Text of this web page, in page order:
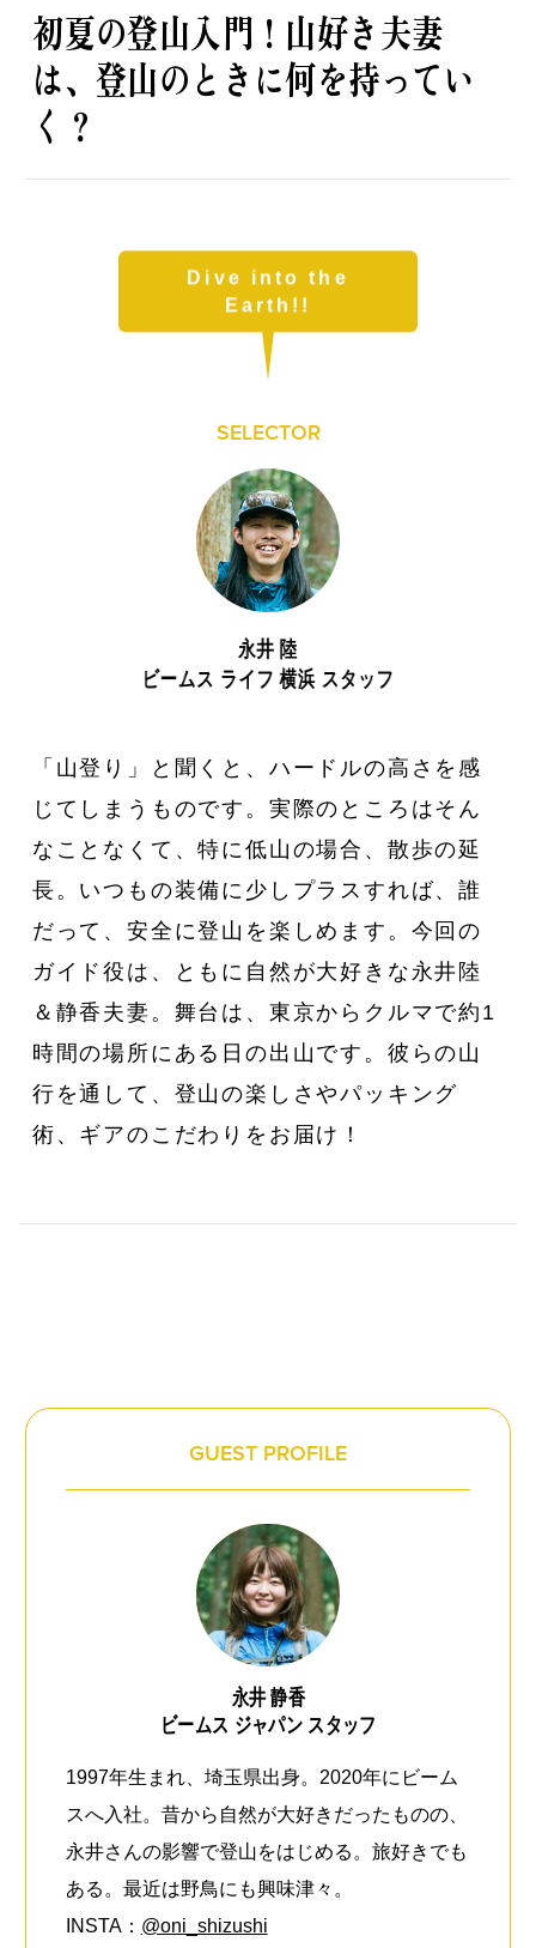
初夏の登山入門！ 山好き夫妻
は、登山のときに何を持ってい
く？
Dive into the
Earth!!
SELECTOR
永井 陸
ビームス ライフ 横浜 スタッフ
「山登り」と聞くと、ハードルの高さを感
じてしまうものです。実際のところはそん
なことなくて、特に低山の場合、散歩の延
長。いつもの装備に少しプラスすれば、誰
だって、安全に登山を楽しめます。今回の
ガイド役は、ともに自然が大好きな永井陸
＆静香夫妻。舞台は、東京からクルマで約1
時間の場所にある日の出山です。彼らの山
行を通して、登山の楽しさやパッキング
術、ギアのこだわりをお届け！
GUEST PROFILE
永井 静香
ビームス ジャパン スタッフ
1997年生まれ、埼玉県出身。2020年にビーム
スへ入社。昔から自然が大好きだったものの、
永井さんの影響で登山をはじめる。旅好きでも
ある。最近は野鳥にも興味津々。
INSTA： @oni_shizushi
モノの本質が分かる、出合いのるつぼ
PICK UP
私たちは、〈Ziploc® Ribbon〉
をこう使う！
夏を全力で楽しむために。
森田麻衣子が愛用する今夏アイ
テム8選。
CATEGORY
新着一覧 ファッション
ファッション小物